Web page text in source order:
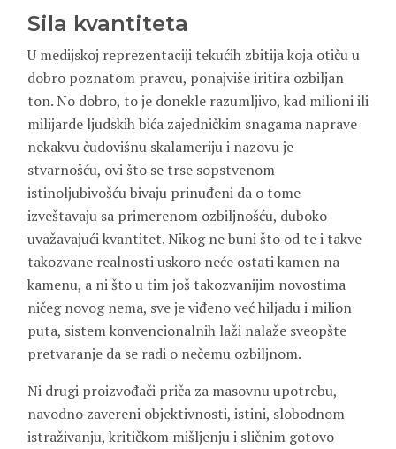
Sila kvantiteta
U medijskoj reprezentaciji tekućih zbitija koja otiču u
dobro poznatom pravcu, ponajviše iritira ozbiljan
ton. No dobro, to je donekle razumljivo, kad milioni ili
milijarde ljudskih bića zajedničkim snagama naprave
nekakvu čudovišnu skalameriju i nazovu je
stvarnošću, ovi što se trse sopstvenom
istinoljubivošću bivaju prinuđeni da o tome
izveštavaju sa primerenom ozbiljnošću, duboko
uvažavajući kvantitet. Nikog ne buni što od te i takve
takozvane realnosti uskoro neće ostati kamen na
kamenu, a ni što u tim još takozvanijim novostima
ničeg novog nema, sve je viđeno već hiljadu i milion
puta, sistem konvencionalnih laži nalaže sveopšte
pretvaranje da se radi o nečemu ozbiljnom.
Ni drugi proizvođači priča za masovnu upotrebu,
navodno zavereni objektivnosti, istini, slobodnom
istraživanju, kritičkom mišljenju i sličnim gotovo